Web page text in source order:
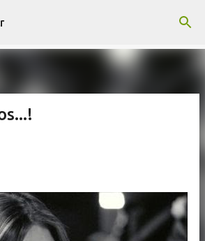
contenido principal